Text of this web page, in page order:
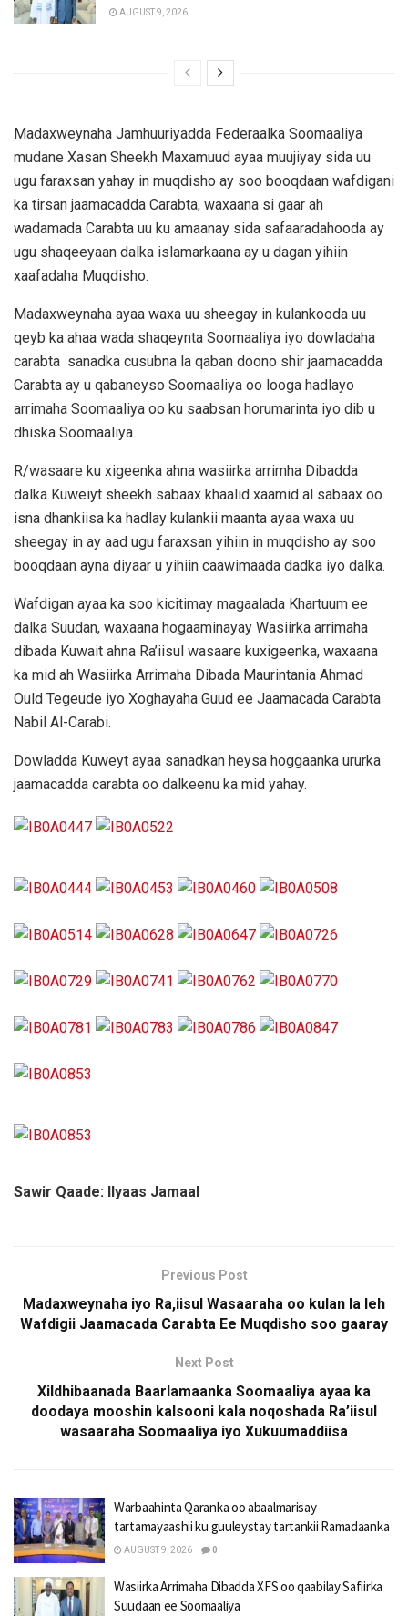
AUGUST 9, 2026
Madaxweynaha Jamhuuriyadda Federaalka Soomaaliya
mudane Xasan Sheekh Maxamuud ayaa muujiyay sida uu
ugu faraxsan yahay in muqdisho ay soo booqdaan wafdigani
ka tirsan jaamacadda Carabta, waxaana si gaar ah
wadamada Carabta uu ku amaanay sida safaaradahooda ay
ugu shaqeeyaan dalka islamarkaana ay u dagan yihiin
xaafadaha Muqdisho.
Madaxweynaha ayaa waxa uu sheegay in kulankooda uu
qeyb ka ahaa wada shaqeynta Soomaaliya iyo dowladaha
carabta sanadka cusubna la qaban doono shir jaamacadda
Carabta ay u qabaneyso Soomaaliya oo looga hadlayo
arrimaha Soomaaliya oo ku saabsan horumarinta iyo dib u
dhiska Soomaaliya.
R/wasaare ku xigeenka ahna wasiirka arrimha Dibadda
dalka Kuweiyt sheekh sabaax khaalid xaamid al sabaax oo
isna dhankiisa ka hadlay kulankii maanta ayaa waxa uu
sheegay in ay aad ugu faraxsan yihiin in muqdisho ay soo
booqdaan ayna diyaar u yihiin caawimaada dadka iyo dalka.
Wafdigan ayaa ka soo kicitimay magaalada Khartuum ee
dalka Suudan, waxaana hogaaminayay Wasiirka arrimaha
dibada Kuwait ahna Ra’iisul wasaare kuxigeenka, waxaana
ka mid ah Wasiirka Arrimaha Dibada Maurintania Ahmad
Ould Tegeude iyo Xoghayaha Guud ee Jaamacada Carabta
Nabil Al-Carabi.
Dowladda Kuweyt ayaa sanadkan heysa hoggaanka ururka
jaamacadda carabta oo dalkeenu ka mid yahay.
Sawir Qaade: Ilyaas Jamaal
Previous Post
Madaxweynaha iyo Ra,iisul Wasaaraha oo kulan la leh
Wafdigii Jaamacada Carabta Ee Muqdisho soo gaaray
Next Post
Xildhibaanada Baarlamaanka Soomaaliya ayaa ka
doodaya mooshin kalsooni kala noqoshada Ra’iisul
wasaaraha Soomaaliya iyo Xukuumaddiisa
Warbaahinta Qaranka oo abaalmarisay
tartamayaashii ku guuleystay tartankii Ramadaanka
AUGUST 9, 2026 0
Wasiirka Arrimaha Dibadda XFS oo qaabilay Safiirka
Suudaan ee Soomaaliya